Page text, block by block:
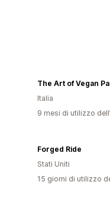
The Art of Vegan
Italia
9 mesi di utilizzo
Forged Ride
Stati Uniti
15 giorni di utilizzo